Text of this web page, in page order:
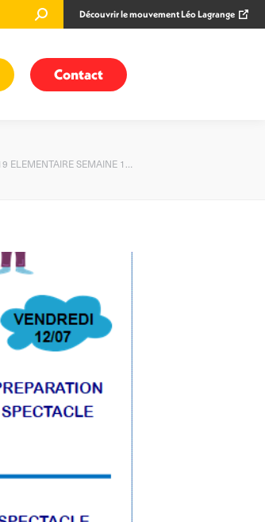
Recherche
:
Découvrir le mouvement Léo Lagrange
Contact
ELEMENTAIRE SEMAINE 1…